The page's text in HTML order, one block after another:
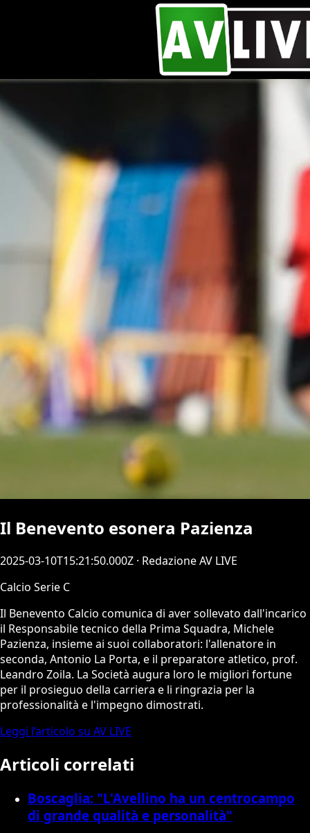
Il Benevento esonera Pazienza
2025-03-10T15:21:50.000Z · Redazione AV LIVE
Calcio Serie C
Il Benevento Calcio comunica di aver sollevato dall'incarico
il Responsabile tecnico della Prima Squadra, Michele
Pazienza, insieme ai suoi collaboratori: l'allenatore in
seconda, Antonio La Porta, e il preparatore atletico, prof.
Leandro Zoila. La Società augura loro le migliori fortune
per il prosieguo della carriera e li ringrazia per la
professionalità e l'impegno dimostrati.
Leggi l’articolo su AV LIVE
Articoli correlati
Boscaglia: "L'Avellino ha un centrocampo
di grande qualità e personalità"